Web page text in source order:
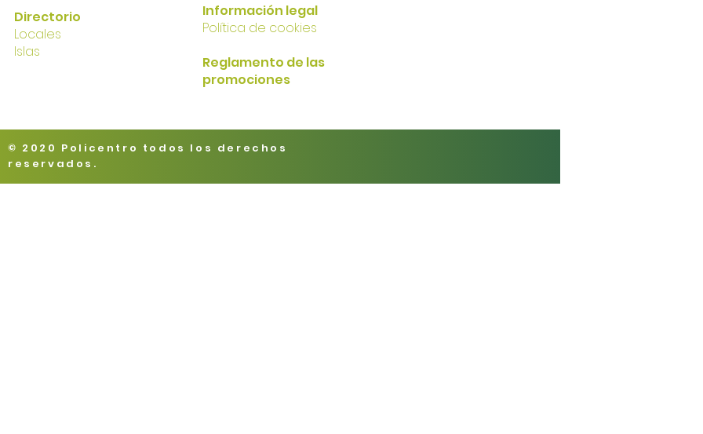
Directorio
Locales
Islas
Información legal
Política de cookies
Reglamento de las
promociones
© 2020 Policentro todos los derechos
reservados.